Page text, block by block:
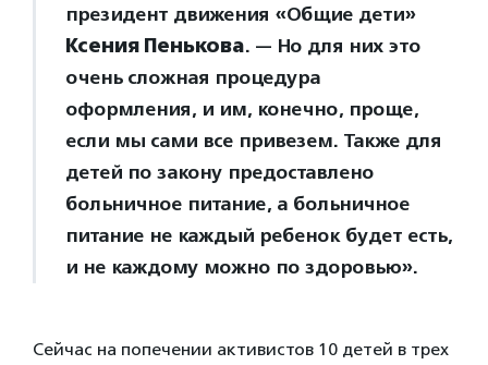
президент движения «Общие дети»
Ксения Пенькова. — Но для них это
очень сложная процедура
оформления, и им, конечно, проще,
если мы сами все привезем. Также для
детей по закону предоставлено
больничное питание, а больничное
питание не каждый ребенок будет есть,
и не каждому можно по здоровью».
Сейчас на попечении активистов 10 детей в трех